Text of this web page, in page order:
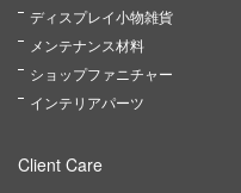
ディスプレイ小物雑貨
メンテナンス材料
ショップファニチャー
インテリアパーツ
Client Care